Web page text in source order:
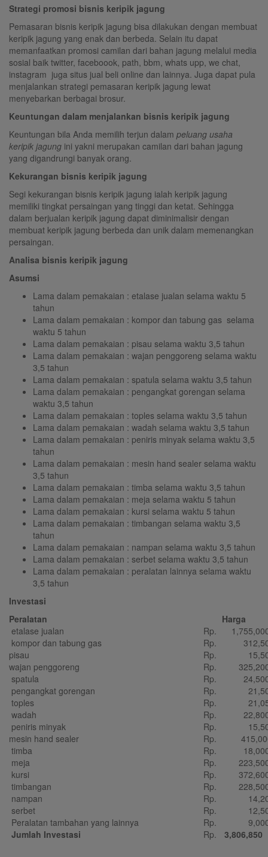
Strategi promosi bisnis keripik jagung
Pemasaran bisnis keripik jagung bisa dilakukan dengan membuat
keripik jagung yang enak dan berbeda. Selain itu dapat
memanfaatkan promosi camilan dari bahan jagung melalui media
sosial baik twitter, faceboook, path, bbm, whats upp, we chat,
instagram juga situs jual beli online dan lainnya. Juga dapat pula
menjalankan strategi pemasaran keripik jagung lewat
menyebarkan berbagai brosur.
Keuntungan dalam menjalankan bisnis keripik jagung
Keuntungan bila Anda memilih terjun dalam peluang usaha
keripik jagung ini yakni merupakan camilan dari bahan jagung
yang digandrungi banyak orang.
Kekurangan bisnis keripik jagung
Segi kekurangan bisnis keripik jagung ialah keripik jagung
memiliki tingkat persaingan yang tinggi dan ketat. Sehingga
dalam berjualan keripik jagung dapat diminimalisir dengan
membuat keripik jagung berbeda dan unik dalam memenangkan
persaingan.
Analisa bisnis keripik jagung
Asumsi
Lama dalam pemakaian : etalase jualan selama waktu 5
tahun
Lama dalam pemakaian : kompor dan tabung gas selama
waktu 5 tahun
Lama dalam pemakaian : pisau selama waktu 3,5 tahun
Lama dalam pemakaian : wajan penggoreng selama waktu
3,5 tahun
Lama dalam pemakaian : spatula selama waktu 3,5 tahun
Lama dalam pemakaian : pengangkat gorengan selama
waktu 3,5 tahun
Lama dalam pemakaian : toples selama waktu 3,5 tahun
Lama dalam pemakaian : wadah selama waktu 3,5 tahun
Lama dalam pemakaian : peniris minyak selama waktu 3,5
tahun
Lama dalam pemakaian : mesin hand sealer selama waktu
3,5 tahun
Lama dalam pemakaian : timba selama waktu 3,5 tahun
Lama dalam pemakaian : meja selama waktu 5 tahun
Lama dalam pemakaian : kursi selama waktu 5 tahun
Lama dalam pemakaian : timbangan selama waktu 3,5
tahun
Lama dalam pemakaian : nampan selama waktu 3,5 tahun
Lama dalam pemakaian : serbet selama waktu 3,5 tahun
Lama dalam pemakaian : peralatan lainnya selama waktu
3,5 tahun
Investasi
Peralatan
Harga
etalase jualan
Rp.
kompor dan tabung gas
Rp.
pisau
Rp.
wajan penggoreng
Rp.
spatula
Rp.
pengangkat gorengan
Rp.
toples
Rp.
wadah
Rp.
peniris minyak
Rp.
mesin hand sealer
Rp.
timba
Rp.
meja
Rp.
kursi
Rp.
timbangan
Rp.
nampan
Rp.
serbet
Rp.
Peralatan tambahan yang lainnya
Rp.
Jumlah Investasi
Rp. 3,806,850